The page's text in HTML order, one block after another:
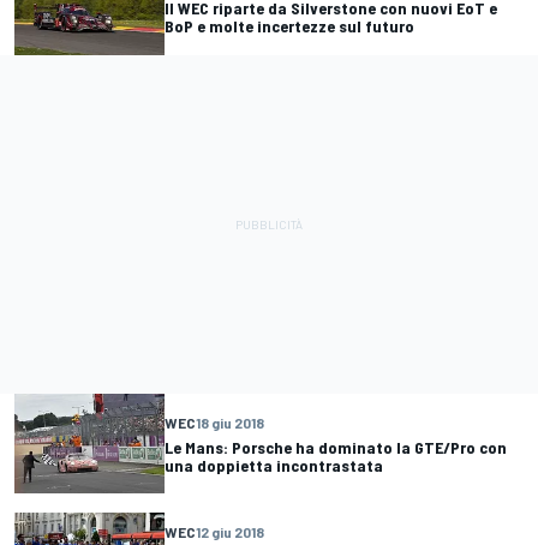
Il WEC riparte da Silverstone con nuovi EoT e
BoP e molte incertezze sul futuro
WEC18 giu 2018
Le Mans: Porsche ha dominato la GTE/Pro con
una doppietta incontrastata
WEC12 giu 2018